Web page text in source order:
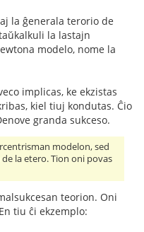
la ĝenerala terorio de
la lastajn
modelo, nome la
implicas, ke ekzistas
kiel tiuj kondutas. Ĉio
granda sukceso.
modelon, sed
la etero. Tion oni povas
teorion. Oni
tiu ĉi ekzemplo: